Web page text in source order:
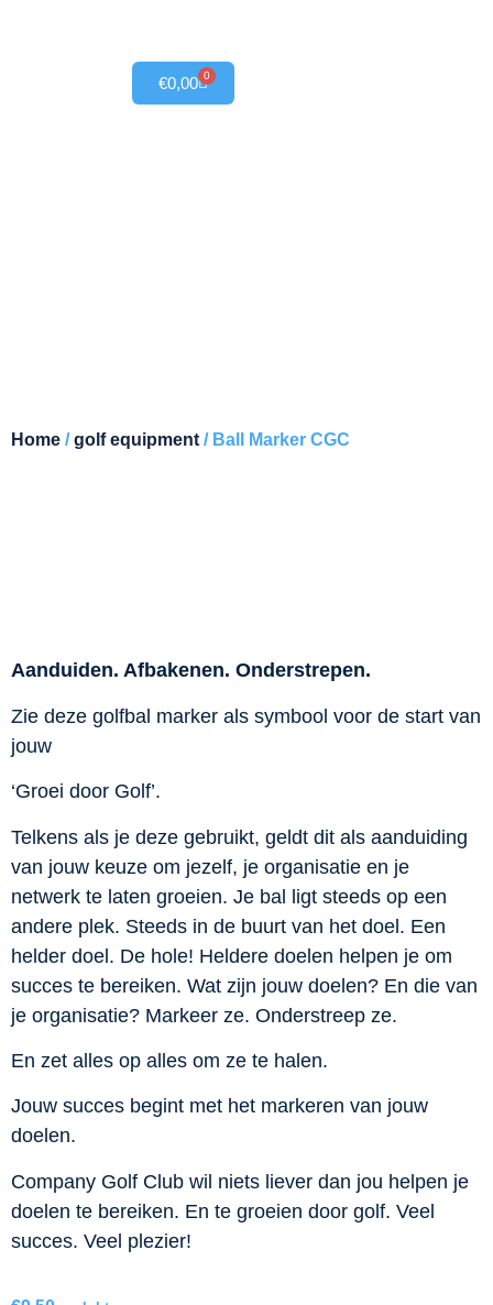
€0,00 0
Home /golf equipment / Ball Marker CGC
Aanduiden. Afbakenen. Onderstrepen.
Zie deze golfbal marker als symbool voor de start van
jouw
‘Groei door Golf’.
Telkens als je deze gebruikt, geldt dit als aanduiding
van jouw keuze om jezelf, je organisatie en je
netwerk te laten groeien. Je bal ligt steeds op een
andere plek. Steeds in de buurt van het doel. Een
helder doel. De hole! Heldere doelen helpen je om
succes te bereiken. Wat zijn jouw doelen? En die van
je organisatie? Markeer ze. Onderstreep ze.
En zet alles op alles om ze te halen.
Jouw succes begint met het markeren van jouw
doelen.
Company Golf Club wil niets liever dan jou helpen je
doelen te bereiken. En te groeien door golf. Veel
succes. Veel plezier!